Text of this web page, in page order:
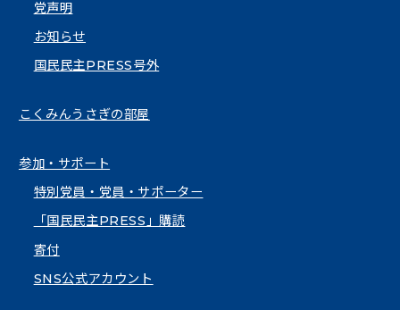
党声明
お知らせ
国民民主PRESS号外
こくみんうさぎの部屋
参加・サポート
特別党員・党員・サポーター
「国民民主PRESS」購読
寄付
SNS公式アカウント